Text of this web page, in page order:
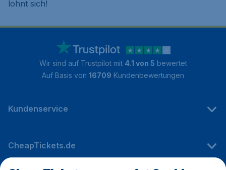
lohnt sich!
Wir sind auf Trustpilot mit 4.1 von 5 bewertet
Auf Basis von 16709 Kundenbewertungen
Kundenservice
CheapTickets.de